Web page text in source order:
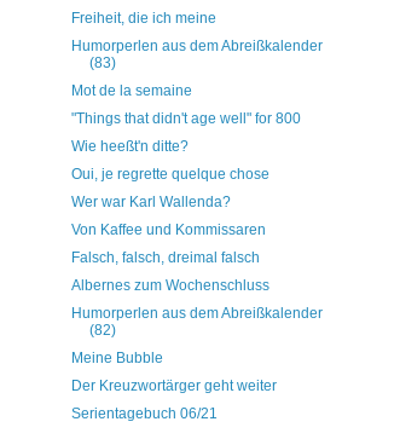
Freiheit, die ich meine
Humorperlen aus dem Abreißkalender
(83)
Mot de la semaine
"Things that didn't age well" for 800
Wie heeßt'n ditte?
Oui, je regrette quelque chose
Wer war Karl Wallenda?
Von Kaffee und Kommissaren
Falsch, falsch, dreimal falsch
Albernes zum Wochenschluss
Humorperlen aus dem Abreißkalender
(82)
Meine Bubble
Der Kreuzwortärger geht weiter
Serientagebuch 06/21